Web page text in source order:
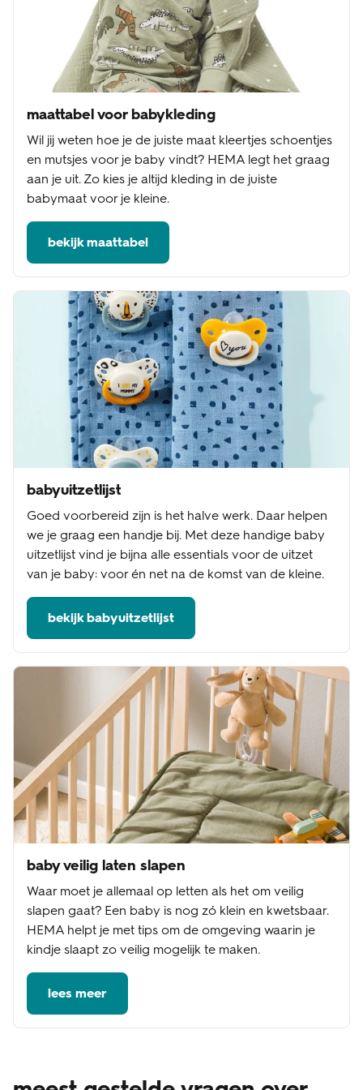
maattabel voor babykleding
Wil jij weten hoe je de juiste maat kleertjes schoentjes
en mutsjes voor je baby vindt? HEMA legt het graag
aan je uit. Zo kies je altijd kleding in de juiste
babymaat voor je kleine.
bekijk maattabel
babyuitzetlijst
Goed voorbereid zijn is het halve werk. Daar helpen
we je graag een handje bij. Met deze handige baby
uitzetlijst vind je bijna alle essentials voor de uitzet
van je baby: voor én net na de komst van de kleine.
bekijk babyuitzetlijst
baby veilig laten slapen
Waar moet je allemaal op letten als het om veilig
slapen gaat? Een baby is nog zó klein en kwetsbaar.
HEMA helpt je met tips om de omgeving waarin je
kindje slaapt zo veilig mogelijk te maken.
lees meer